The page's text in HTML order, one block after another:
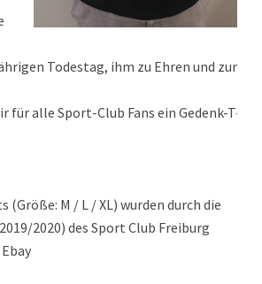
Todestag, ihm zu Ehren und zum
für alle Sport-Club Fans ein Gedenk-T-
(Größe: M / L / XL) wurden durch die
2020) des Sport Club Freiburg